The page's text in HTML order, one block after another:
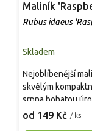
Maliník
Rubus idaeus
Skladem
od 149 Kč / ks
Nejoblíbenější
skvělým
srpna bohatou
Pevné vzpřímené